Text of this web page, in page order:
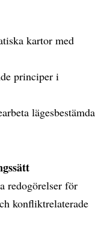
kartor med
principer i
lägesbestämda
redogörelser för
konfliktrelaterade